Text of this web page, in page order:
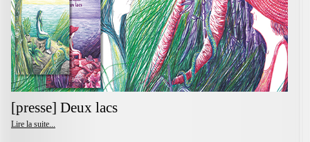
[presse] Deux lacs
Lire la suite...